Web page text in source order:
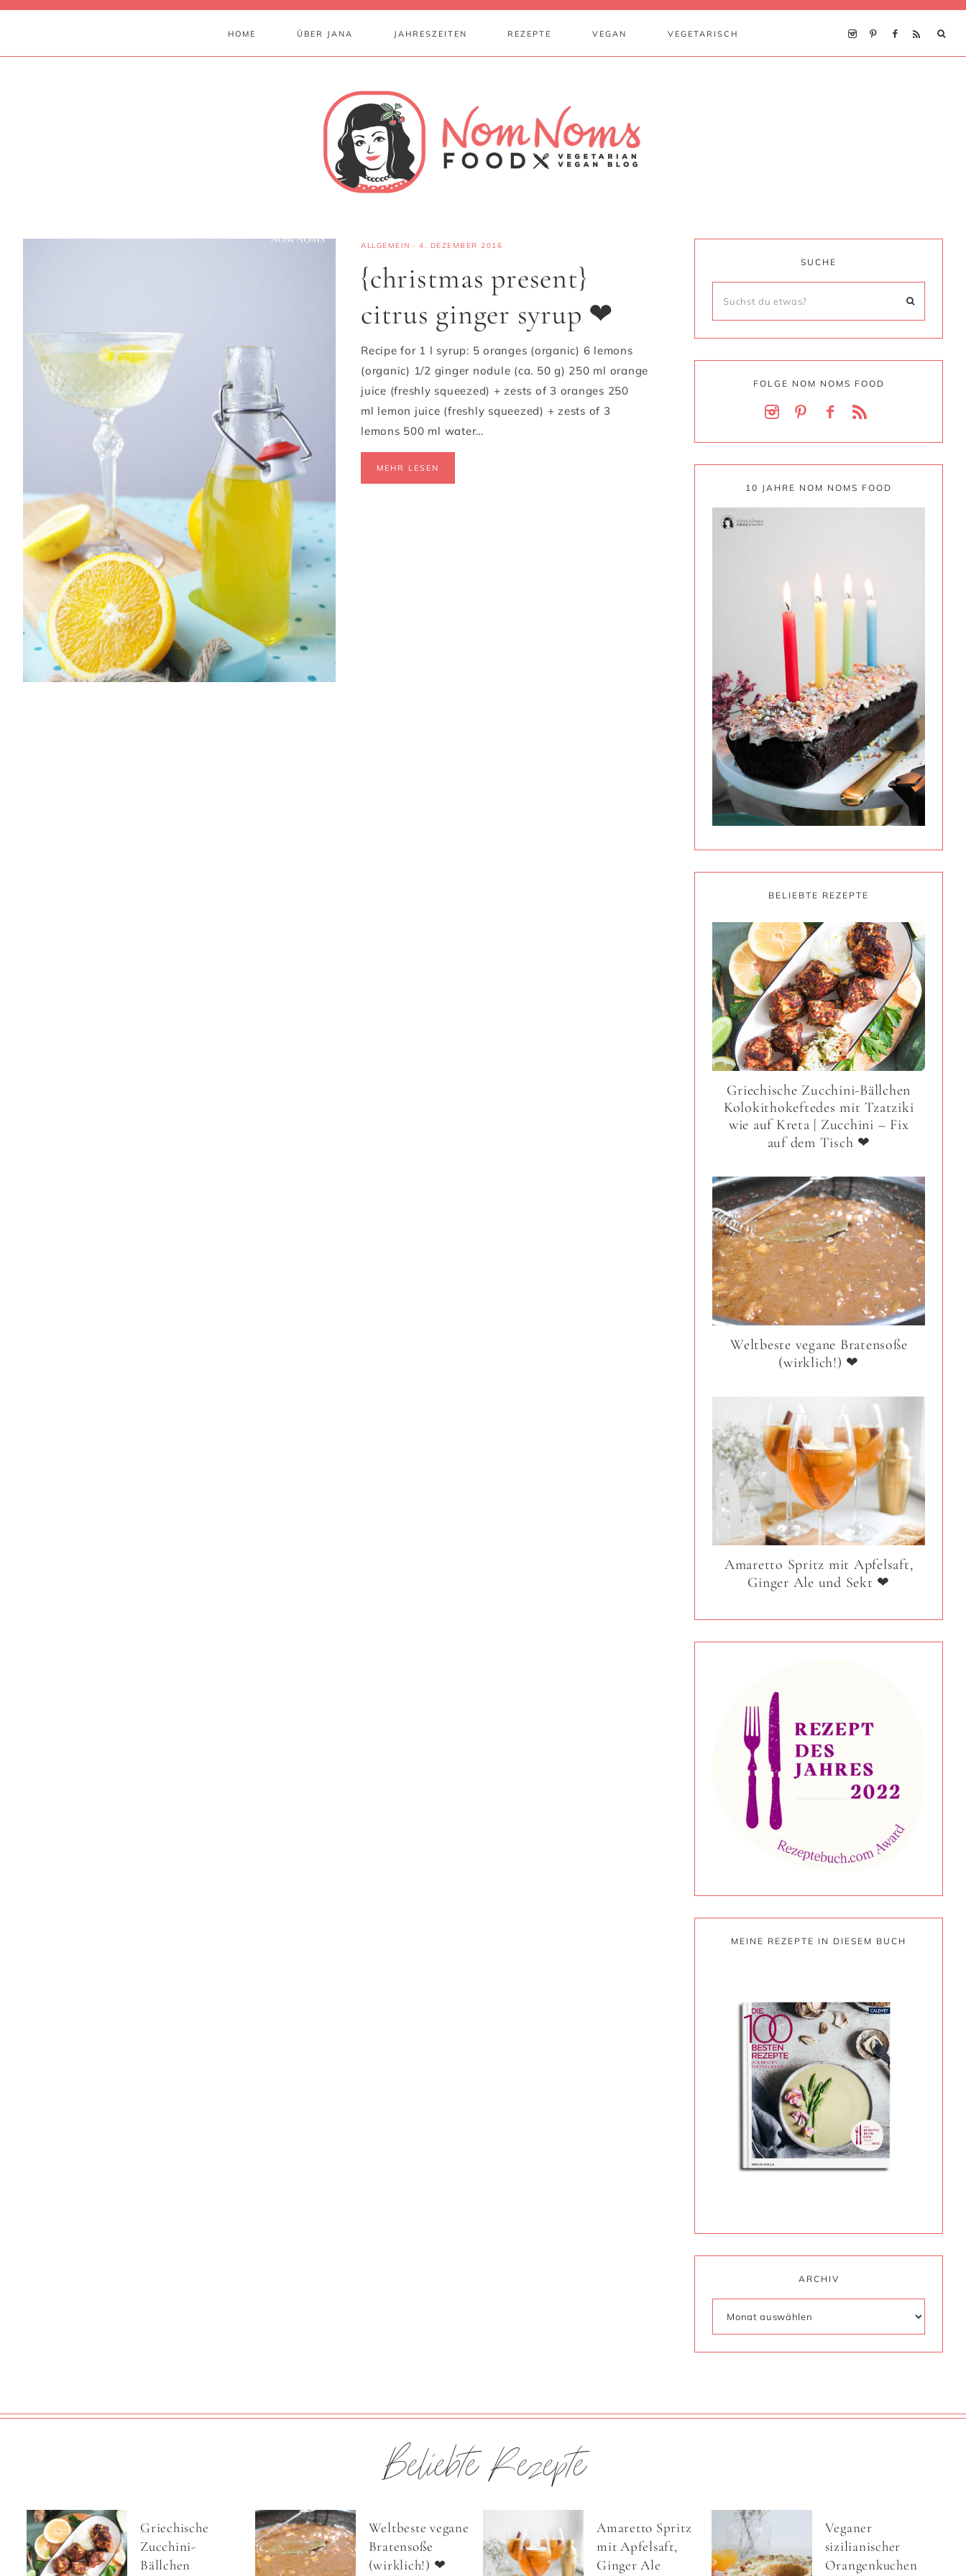
HOME ÜBER JANA JAHRESZEITEN REZEPTE VEGAN VEGETARISCH
ALLGEMEIN · 4. DEZEMBER 2016
{christmas present}
citrus ginger syrup ❤
Recipe for 1 l syrup: 5 oranges (organic) 6 lemons
(organic) 1/2 ginger nodule (ca. 50 g) 250 ml orange
juice (freshly squeezed) + zests of 3 oranges 250
ml lemon juice (freshly squeezed) + zests of 3
lemons 500 ml water…
MEHR LESEN
SUCHE
FOLGE NOM NOMS FOOD
10 JAHRE NOM NOMS FOOD
BELIEBTE REZEPTE
Griechische Zucchini-Bällchen
Kolokithokeftedes mit Tzatziki
wie auf Kreta | Zucchini – Fix
auf dem Tisch ❤
Weltbeste vegane Bratensoße
(wirklich!) ❤
Amaretto Spritz mit Apfelsaft,
Ginger Ale und Sekt ❤
MEINE REZEPTE IN DIESEM BUCH
ARCHIV
Beliebte Rezepte
Griechische
Zucchini-
Bällchen
Weltbeste vegane
Bratensoße
(wirklich!) ❤
Amaretto Spritz
mit Apfelsaft,
Ginger Ale
Veganer
sizilianischer
Orangenkuchen